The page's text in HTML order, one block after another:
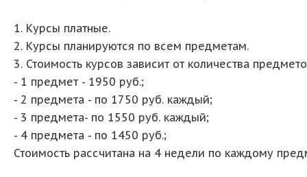
1. Курсы платные.
2. Курсы планируются по всем предметам.
3. Стоимость курсов зависит от количества
- 1 предмет - 1950 руб.;
- 2 предмета - по 1750 руб. каждый;
- 3 предмета- по 1550 руб. каждый;
- 4 предмета - по 1450 руб.;
Стоимость рассчитана на 4 недели по каждому